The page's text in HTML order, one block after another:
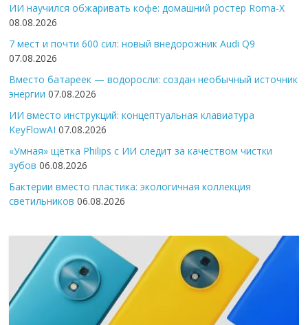
ИИ научился обжаривать кофе: домашний ростер Roma-X
08.08.2026
7 мест и почти 600 сил: новый внедорожник Audi Q9
07.08.2026
Вместо батареек — водоросли: создан необычный источник
энергии 07.08.2026
ИИ вместо инструкций: концептуальная клавиатура
KeyFlowAI 07.08.2026
«Умная» щётка Philips с ИИ следит за качеством чистки
зубов 06.08.2026
Бактерии вместо пластика: экологичная коллекция
светильников 06.08.2026